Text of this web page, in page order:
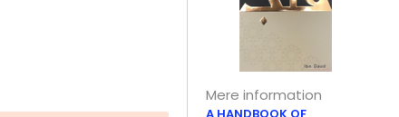
Mere information